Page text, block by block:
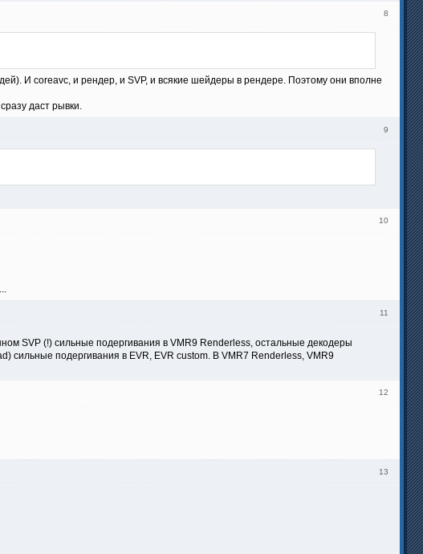
8
И coreavc, и рендер, и SVP, и всякие шейдеры в рендере. Поэтому они вполне
даст рывки.
9
10
11
SVP (!) сильные подергивания в VMR9 Renderless, остальные декодеры
сильные подергивания в EVR, EVR custom. В VMR7 Renderless, VMR9
12
13